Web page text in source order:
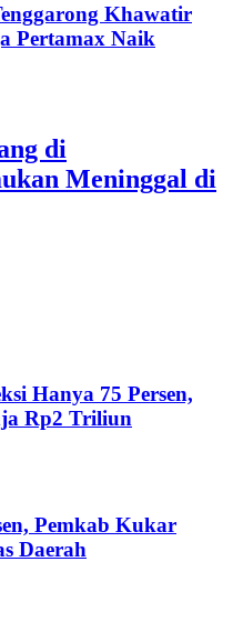
Khawatir
Pertamax Naik
di
Meninggal di
Hanya 75 Persen,
Rp2 Triliun
Pemkab Kukar
Daerah